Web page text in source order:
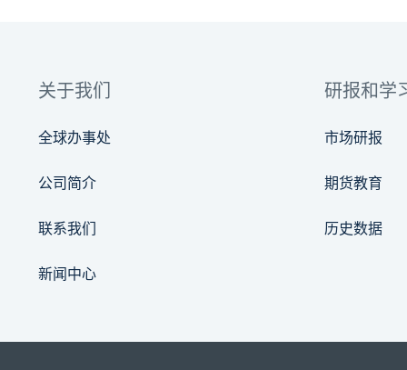
关于我们
全球办事处
公司简介
联系我们
新闻中心
研报和学
市场研报
期货教育
历史数据